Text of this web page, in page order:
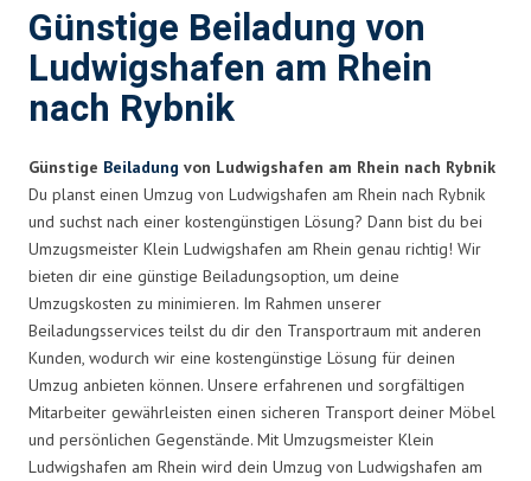
Günstige Beiladung von
Ludwigshafen am Rhein
nach Rybnik
Günstige Beiladung von Ludwigshafen am Rhein nach Rybnik
Du planst einen Umzug von Ludwigshafen am Rhein nach Rybnik
und suchst nach einer kostengünstigen Lösung? Dann bist du bei
Umzugsmeister Klein Ludwigshafen am Rhein genau richtig! Wir
bieten dir eine günstige Beiladungsoption, um deine
Umzugskosten zu minimieren. Im Rahmen unserer
Beiladungsservices teilst du dir den Transportraum mit anderen
Kunden, wodurch wir eine kostengünstige Lösung für deinen
Umzug anbieten können. Unsere erfahrenen und sorgfältigen
Mitarbeiter gewährleisten einen sicheren Transport deiner Möbel
und persönlichen Gegenstände. Mit Umzugsmeister Klein
Ludwigshafen am Rhein wird dein Umzug von Ludwigshafen am